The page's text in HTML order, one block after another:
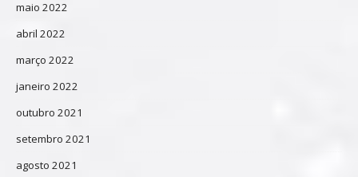
maio 2022
abril 2022
março 2022
janeiro 2022
outubro 2021
setembro 2021
agosto 2021